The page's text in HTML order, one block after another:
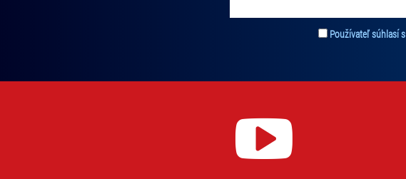
Zadajte svoju e-mailovú adresu, na ktorú vám budeme zasielať novinky. Vaša
Používateľ súhlasí s